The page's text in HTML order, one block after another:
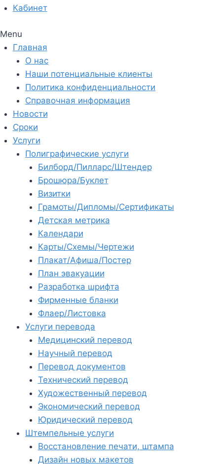
Кабинет
Menu
Главная
О нас
Наши потенциальные клиенты
Политика конфиденциальности
Справочная информация
Новости
Сроки
Услуги
Полиграфические услуги
Билборд/Пилларс/Штендер
Брошюра/Буклет
Визитки
Грамоты/Дипломы/Сертификаты
Детская метрика
Календари
Карты/Схемы/Чертежи
Плакат/Афиша/Постер
План эвакуации
Разработка шрифта
Фирменные бланки
Флаер/Листовка
Услуги перевода
Медицинский перевод
Научный перевод
Перевод документов
Технический перевод
Художественный перевод
Экономический перевод
Юридический перевод
Штемпельные услуги
Восстановление печати, штампа
Дизайн новых макетов